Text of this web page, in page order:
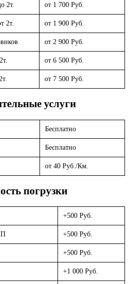
2т. от 1 700 Руб.
2т. от 1 900 Руб.
от 2 900 Руб.
от 6 500 Руб.
от 7 500 Руб.
услуги
Бесплатно
Бесплатно
от 40 Руб./Км.
погрузки
+500 Руб.
+500 Руб.
+500 Руб.
+1 000 Руб.